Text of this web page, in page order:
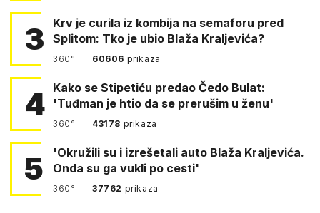
3
Krv je curila iz kombija na semaforu pred
Splitom: Tko je ubio Blaža Kraljevića?
360° 60606 prikaza
4 Kako se Stipetiću predao Čedo Bulat:
'Tuđman je htio da se prerušim u ženu'
360° 43178 prikaza
5
'Okružili su i izrešetali auto Blaža Kraljevića.
Onda su ga vukli po cesti'
360° 37762 prikaza